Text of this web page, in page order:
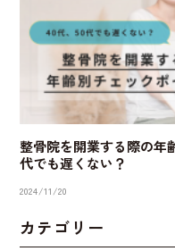
整骨院を開業する際の年
代でも遅くない？
2024/11/20
カテゴリー